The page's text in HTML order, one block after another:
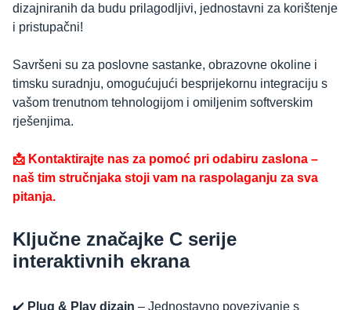
dizajniranih da budu prilagodljivi, jednostavni za korištenje
i pristupačni!
Savršeni su za poslovne sastanke, obrazovne okoline i
timsku suradnju, omogućujući besprijekornu integraciju s
vašom trenutnom tehnologijom i omiljenim softverskim
rješenjima.
📩 Kontaktirajte nas za pomoć pri odabiru zaslona –
naš tim stručnjaka stoji vam na raspolaganju za sva
pitanja.
Ključne značajke C serije
interaktivnih ekrana
✔️ Plug & Play dizajn – Jednostavno povezivanje s